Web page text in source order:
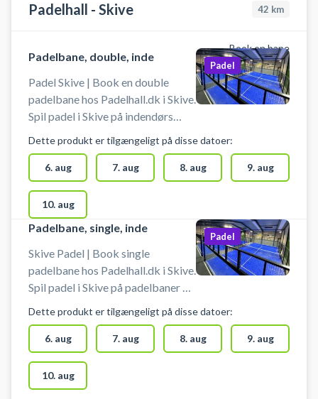
Padelhall - Skive 42 km
Book en bane
Padelbane, double, inde
Padel Skive | Book en double
padelbane hos Padelhall.dk i Skive.
Spil padel i Skive på indendørs
din padel tennis bane og 7 andre
doublebaner finder du i Padelhall
Skive også 1 single padelbane,
loungeområder, omklædning og
badefaciliteter i det store
padeltennis center. Der er
mulighed for at leje padelbat og
købe bolde mod betaling via
appen Lova. Husk indendørssko.
Padel
Dette produkt er tilgængeligt på disse datoer:
6. aug 7. aug 8. aug 9. aug
10. aug
Padelbane, single, inde
Skive Padel | Book single
padelbane hos Padelhall.dk i Skive.
Spil padel i Skive på padelbaner af
midtjylland der har et hele. Padel-
hallen hos Padelhall Skive byder
også på 8 double padelbaner,
loungeområde samt, omklædning
og badefaciliteter. Du kan leje
Padel
Dette produkt er tilgængeligt på disse datoer:
6. aug 7. aug 8. aug 9. aug
10. aug